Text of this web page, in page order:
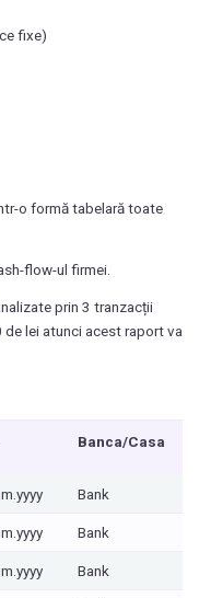
fixe)
o formă tabelară toate
flow-ul firmei.
prin 3 tranzacții
lei atunci acest raport va
Banca/Casa
Bank
Bank
Bank